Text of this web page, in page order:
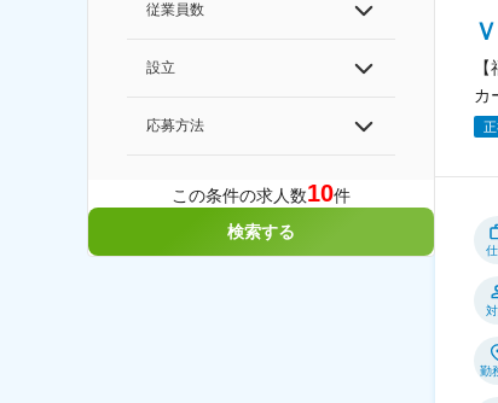
従業員数
設立
応募方法
この条件の求人数10件
検索する
カ
勤